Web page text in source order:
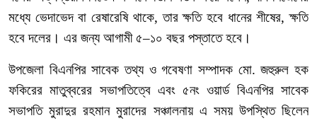
মধ্যে ভেদাভেদ বা রেষারেষি থাকে,তার ক্ষতি হবে ধানের শীষের,ক্ষতি
হবে দলের। এর জন্য আগামী ৫–১০ বছর পস্তাতে হবে।
উপজেলা বিএনপির সাবেক তথ্য ও গবেষণা সম্পাদক মো.জহুরুল হক
ফকিরের মাতুব্বরের সভাপতিত্বে এবং ৫নং ওয়ার্ড বিএনপির সাবেক
সভাপতি মুরাদুর রহমান মুরাদের সঞ্চালনায় এ সময় উপস্থিত ছিলেন